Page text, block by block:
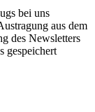
bei uns
aus dem
des Newsletters
gespeichert